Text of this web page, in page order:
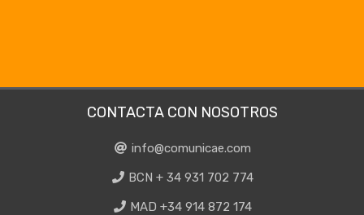
CONTACTA CON NOSOTROS
info@comunicae.com
BCN + 34 931 702 774
MAD +34 914 872 174